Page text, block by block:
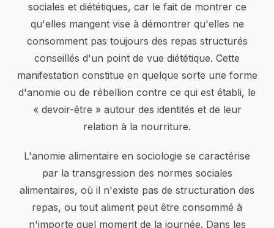
sociales et diététiques, car le fait de montrer ce
qu'elles mangent vise à démontrer qu'elles ne
consomment pas toujours des repas structurés
conseillés d'un point de vue diététique. Cette
manifestation constitue en quelque sorte une forme
d'anomie ou de rébellion contre ce qui est établi, le
« devoir-être » autour des identités et de leur
relation à la nourriture.
L'anomie alimentaire en sociologie se caractérise
par la transgression des normes sociales
alimentaires, où il n'existe pas de structuration des
repas, ou tout aliment peut être consommé à
n'importe quel moment de la journée. Dans les